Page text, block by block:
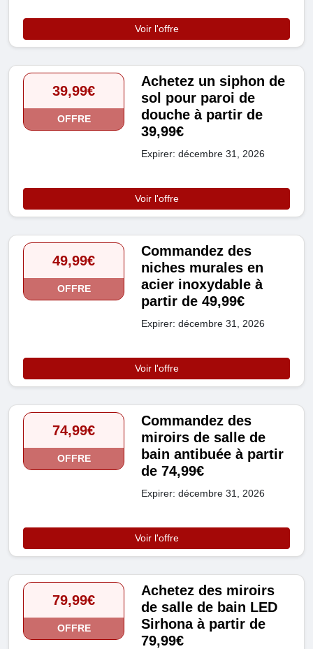
Voir l'offre
39,99€
OFFRE
Achetez un siphon de
sol pour paroi de
douche à partir de
39,99€
Expirer: décembre 31, 2026
Voir l'offre
49,99€
OFFRE
Commandez des
niches murales en
acier inoxydable à
partir de 49,99€
Expirer: décembre 31, 2026
Voir l'offre
74,99€
OFFRE
Commandez des
miroirs de salle de
bain antibuée à partir
de 74,99€
Expirer: décembre 31, 2026
Voir l'offre
79,99€
OFFRE
Achetez des miroirs
de salle de bain LED
Sirhona à partir de
79,99€